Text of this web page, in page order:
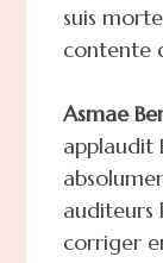
suis
contente
Asmae
applaudit
auditeurs
corriger